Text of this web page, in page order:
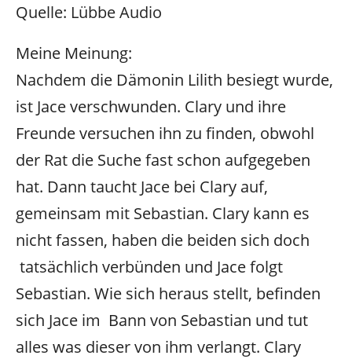
Quelle: Lübbe Audio
Meine Meinung:
Nachdem die Dämonin Lilith besiegt wurde,
ist Jace verschwunden. Clary und ihre
Freunde versuchen ihn zu finden, obwohl
der Rat die Suche fast schon aufgegeben
hat. Dann taucht Jace bei Clary auf,
gemeinsam mit Sebastian. Clary kann es
nicht fassen, haben die beiden sich doch
tatsächlich verbünden und Jace folgt
Sebastian. Wie sich heraus stellt, befinden
sich Jace im Bann von Sebastian und tut
alles was dieser von ihm verlangt. Clary